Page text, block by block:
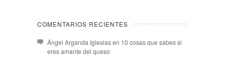
COMENTARIOS RECIENTES
Ángel Arganda Iglesiasen 10 cosas que sabes si
eres amante del queso